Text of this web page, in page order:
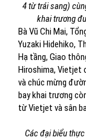
4 từ trái sang)
khai trương
Bà Vũ Chi Mai,
Yuzaki Hidehiko,
Hạ tầng, Giao
Hiroshima, Vietjet
và chúc mừng
bay khai trương
từ Vietjet và sân
Các đại biểu